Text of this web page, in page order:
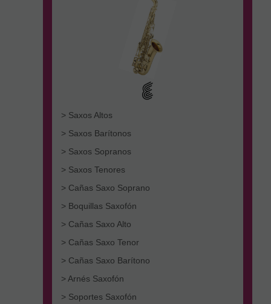
> Saxos Altos
> Saxos Barítonos
> Saxos Sopranos
> Saxos Tenores
> Cañas Saxo Soprano
> Boquillas Saxofón
> Cañas Saxo Alto
> Cañas Saxo Tenor
> Cañas Saxo Barítono
> Arnés Saxofón
> Soportes Saxofón